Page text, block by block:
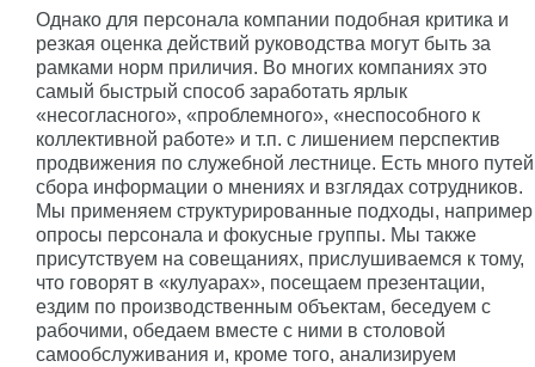
Однако для персонала компании подобная критика и
резкая оценка действий руководства могут быть за
рамками норм приличия. Во многих компаниях это
самый быстрый способ заработать ярлык
«несогласного», «проблемного», «неспособного к
коллективной работе» и т.п. с лишением перспектив
продвижения по служебной лестнице. Есть много путей
сбора информации о мнениях и взглядах сотрудников.
Мы применяем структурированные подходы, например
опросы персонала и фокусные группы. Мы также
присутствуем на совещаниях, прислушиваемся к тому,
что говорят в «кулуарах», посещаем презентации,
ездим по производственным объектам, беседуем с
рабочими, обедаем вместе с ними в столовой
самообслуживания и, кроме того, анализируем